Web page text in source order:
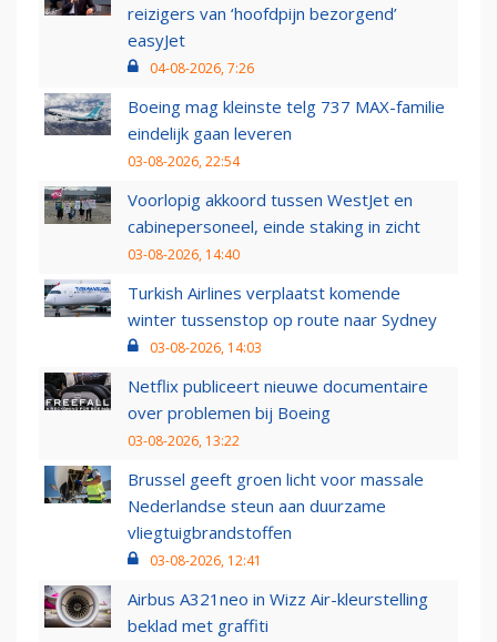
reizigers van ‘hoofdpijn bezorgend’
easyJet
04-08-2026, 7:26
Boeing mag kleinste telg 737 MAX-familie
eindelijk gaan leveren
03-08-2026, 22:54
Voorlopig akkoord tussen WestJet en
cabinepersoneel, einde staking in zicht
03-08-2026, 14:40
Turkish Airlines verplaatst komende
winter tussenstop op route naar Sydney
03-08-2026, 14:03
Netflix publiceert nieuwe documentaire
over problemen bij Boeing
03-08-2026, 13:22
Brussel geeft groen licht voor massale
Nederlandse steun aan duurzame
vliegtuigbrandstoffen
03-08-2026, 12:41
Airbus A321neo in Wizz Air-kleurstelling
beklad met graffiti